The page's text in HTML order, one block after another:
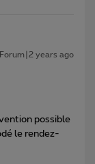
years ago
possible
le rendez-